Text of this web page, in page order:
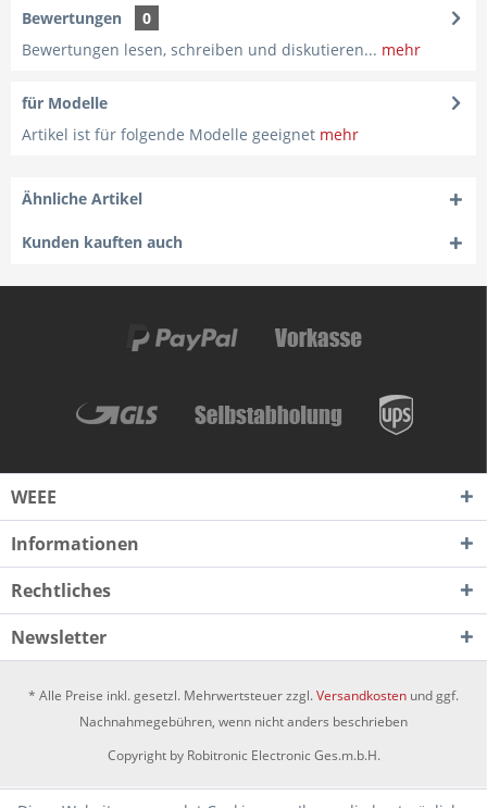
Bewertungen
0
Bewertungen lesen, schreiben und diskutieren... mehr
für Modelle
Artikel ist für folgende Modelle geeignet mehr
Ähnliche Artikel
Kunden kauften auch
WEEE
Informationen
Rechtliches
Newsletter
* Alle Preise inkl. gesetzl. Mehrwertsteuer zzgl.Versandkosten und ggf.
Nachnahmegebühren, wenn nicht anders beschrieben
Copyright by Robitronic Electronic Ges.m.b.H.